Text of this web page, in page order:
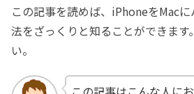
この記事を読めば、iPhoneをMac
法をざっくりと知ることができます
い。